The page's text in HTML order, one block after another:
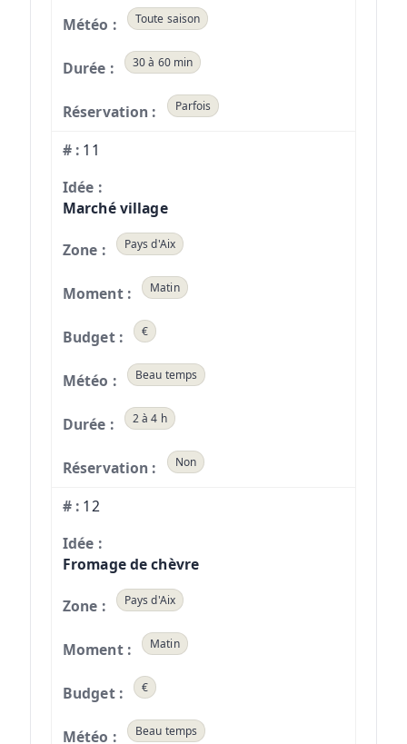
Toute saison
30 à 60 min
Parfois
11
Marché village
Pays d'Aix
Matin
€
Beau temps
2 à 4 h
Non
12
Fromage de chèvre
Pays d'Aix
Matin
€
Beau temps